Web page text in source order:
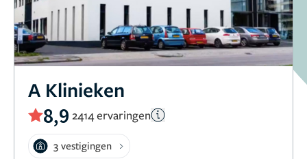
A Klinieken
8,9 2414 ervaringen
3 vestigingen